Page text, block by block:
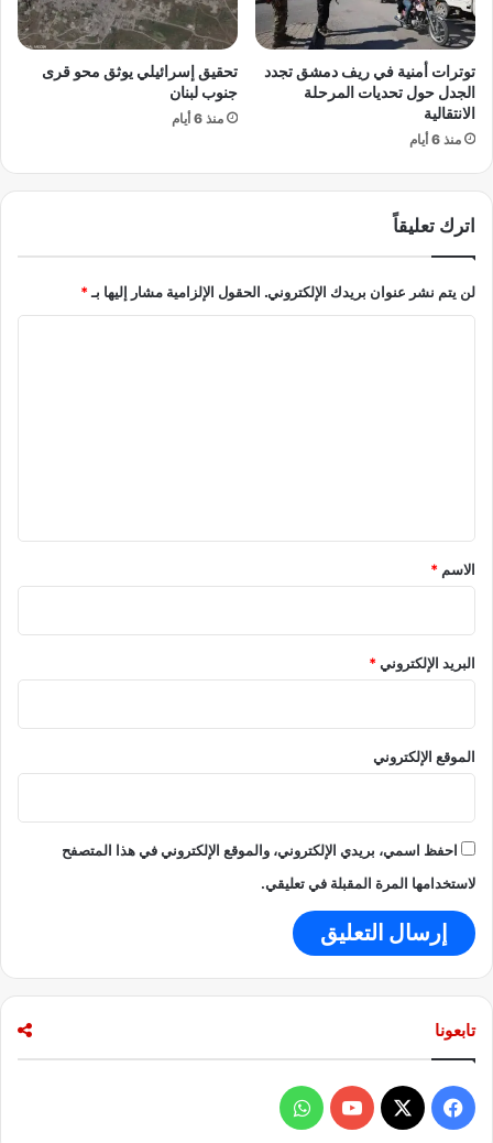
أ
ن
ط
ق
س
ا
ي
س
3
0
0
0
ج
ن
ي
ق
ل
ع
ي
د
توترات أمنية في ريف دمشق تجدد
الجدل حول تحديات المرحلة
الانتقالية
منذ 6 أيام
تحقيق إسرائيلي يوثق محو قرى
جنوب لبنان
منذ 6 أيام
اترك تعليقاً
لن يتم نشر عنوان بريدك الإلكتروني. الحقول الإلزامية مشار إليها بـ*
*
الاسم *
البريد الإلكتروني*
الموقع الإلكتروني
احفظ اسمي، بريدي الإلكتروني، والموقع الإلكتروني في هذا المتصفح
لاستخدامها المرة المقبلة في تعليقي.
تابعونا